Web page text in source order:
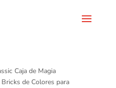
Caja de Magia
de Colores para